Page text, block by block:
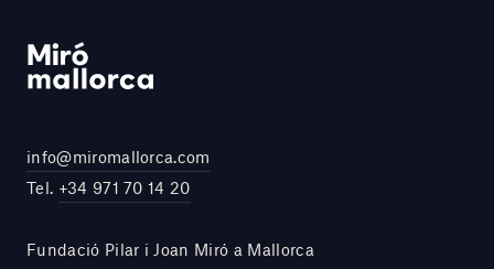
info@miromallorca.com
Tel. +34 971 70 14 20
Fundació Pilar i Joan Miró a Mallorca